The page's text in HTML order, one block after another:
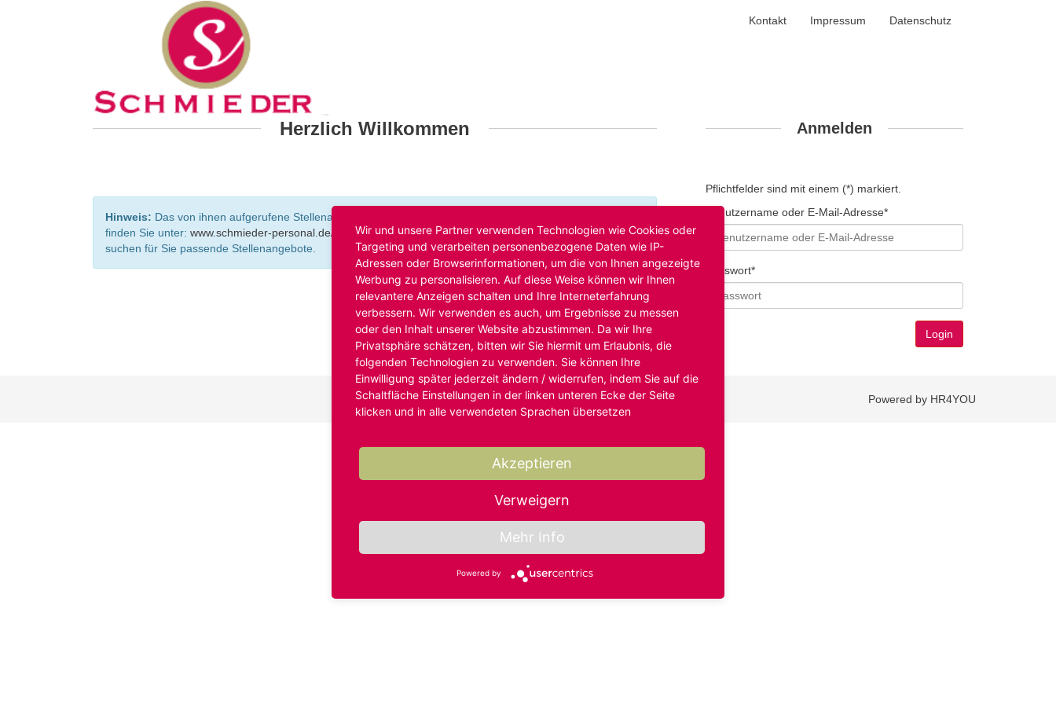
Kontakt Impressum Datenschutz
Herzlich Willkommen
Hinweis: Das von ihnen aufgerufene Stellenangebot ist bereits ausgelaufen. Alternative Stellenanzeigen
finden Sie unter: www.schmieder-personal.de/stellenangebote. Oder Sie bewerben sichinitiativund wir
suchen für Sie passende Stellenangebote.
Anmelden
Pflichtfelder sind mit einem (*) markiert.
Benutzername oder E-Mail-Adresse*
Passwort*
Powered by HR4YOU
Wir und unsere Partner verwenden Technologien wie Cookies oder
Targeting und verarbeiten personenbezogene Daten wie IP-
Adressen oder Browserinformationen, um die von Ihnen angezeigte
Werbung zu personalisieren. Auf diese Weise können wir Ihnen
relevantere Anzeigen schalten und Ihre Interneterfahrung
verbessern. Wir verwenden es auch, um Ergebnisse zu messen
oder den Inhalt unserer Website abzustimmen. Da wir Ihre
Privatsphäre schätzen, bitten wir Sie hiermit um Erlaubnis, die
folgenden Technologien zu verwenden. Sie können Ihre
Einwilligung später jederzeit ändern / widerrufen, indem Sie auf die
Schaltfläche Einstellungen in der linken unteren Ecke der Seite
klicken und in alle verwendeten Sprachen übersetzen
Akzeptieren
Verweigern
Mehr Info
Powered by